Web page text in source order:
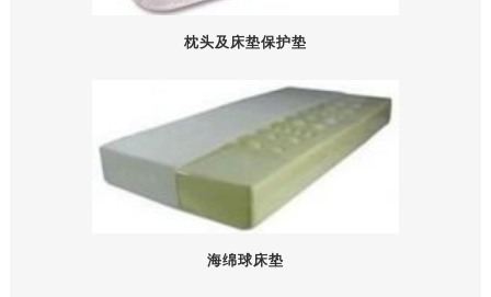
枕头及床垫保护垫
海绵球床垫